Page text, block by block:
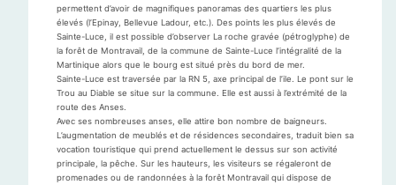
permettent d’avoir de magnifiques panoramas des quartiers les plus
élevés (l’Epinay, Bellevue Ladour, etc.). Des points les plus élevés de
Sainte-Luce, il est possible d’observer La roche gravée (pétroglyphe) de
la forêt de Montravail, de la commune de Sainte-Luce l’intégralité de la
Martinique alors que le bourg est situé près du bord de mer.
Sainte-Luce est traversée par la RN 5, axe principal de l’ile. Le pont sur le
Trou au Diable se situe sur la commune. Elle est aussi à l’extrémité de la
route des Anses.
Avec ses nombreuses anses, elle attire bon nombre de baigneurs.
L’augmentation de meublés et de résidences secondaires, traduit bien sa
vocation touristique qui prend actuellement le dessus sur son activité
principale, la pêche. Sur les hauteurs, les visiteurs se régaleront de
promenades ou de randonnées à la forêt Montravail qui dispose de